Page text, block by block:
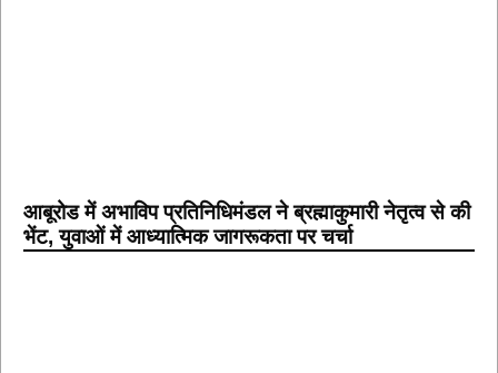
आबूरोड में अभाविप प्रतिनिधिमंडल ने ब्रह्माकुमारी नेतृत्व से की
भेंट, युवाओं में आध्यात्मिक जागरूकता पर चर्चा